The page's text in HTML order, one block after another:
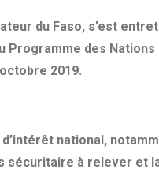
du Faso, s’est
Programme des
2019.
national,
sécuritaire à relever et